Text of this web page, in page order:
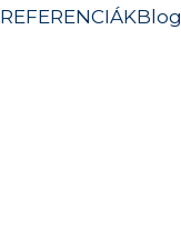
REFERENCIÁKBlog